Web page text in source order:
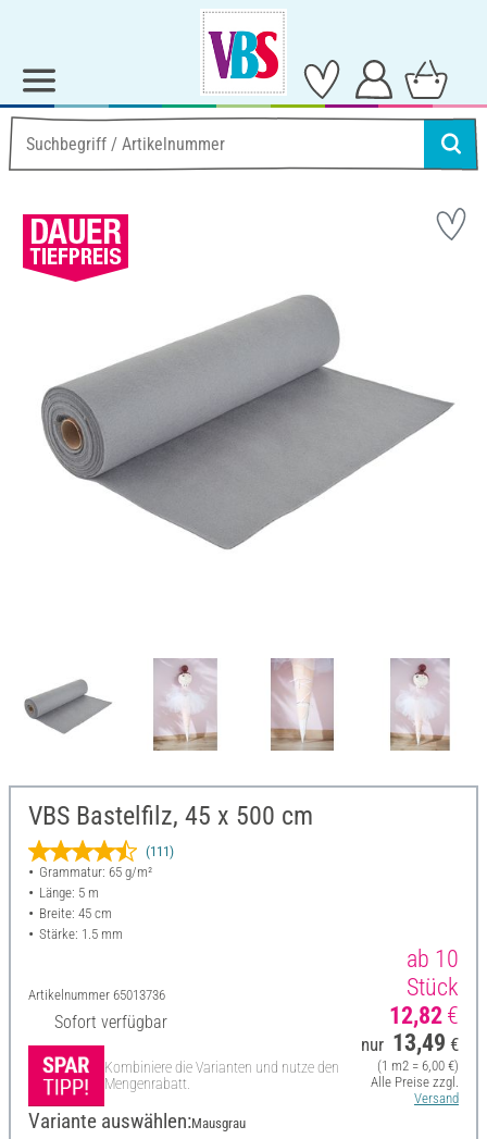
VBS Bastelfilz, 45 x 500 cm
(111)
Grammatur: 65 g/m²
Länge: 5 m
Breite: 45 cm
Stärke: 1.5 mm
Artikelnummer 65013736
Sofort verfügbar
Kombiniere die Varianten und nutze den
Mengenrabatt.
ab 10
Stück
12,82€
nur 13,49 €
(1 m2 = 6,00 €)
Alle Preise zzgl.
Versand
Variante auswählen:Mausgrau